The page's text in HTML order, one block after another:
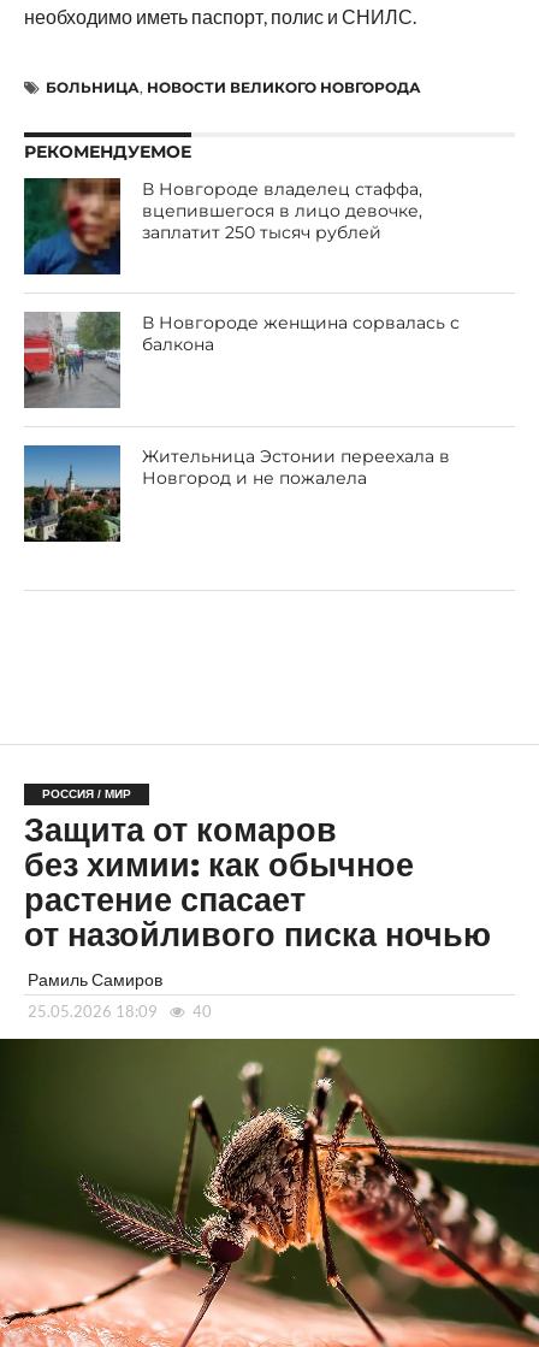
необходимо иметь паспорт, полис и СНИЛС.
БОЛЬНИЦА, НОВОСТИ ВЕЛИКОГО НОВГОРОДА
РЕКОМЕНДУЕМОЕ
В Новгороде владелец стаффа,
вцепившегося в лицо девочке,
заплатит 250 тысяч рублей
В Новгороде женщина сорвалась с
балкона
Жительница Эстонии переехала в
Новгород и не пожалела
РОССИЯ / МИР
Защита от комаров
без химии: как обычное
растение спасает
от назойливого писка ночью
Рамиль Самиров
25.05.2026 18:09 40